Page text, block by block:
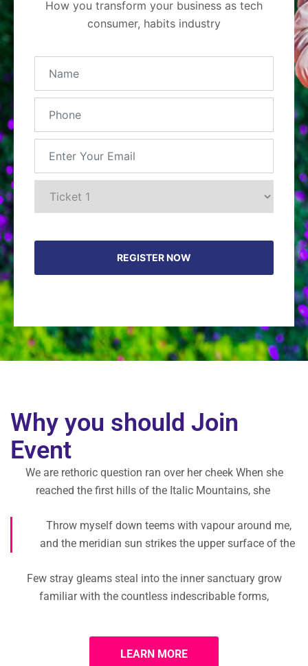
How you transform your business as tech
consumer, habits industry
Why you should Join
Event
We are rethoric question ran over her cheek When she
reached the first hills of the Italic Mountains, she
Throw myself down teems with vapour around me,
and the meridian sun strikes the upper surface of the
Few stray gleams steal into the inner sanctuary grow
familiar with the countless indescribable forms,
LEARN MORE